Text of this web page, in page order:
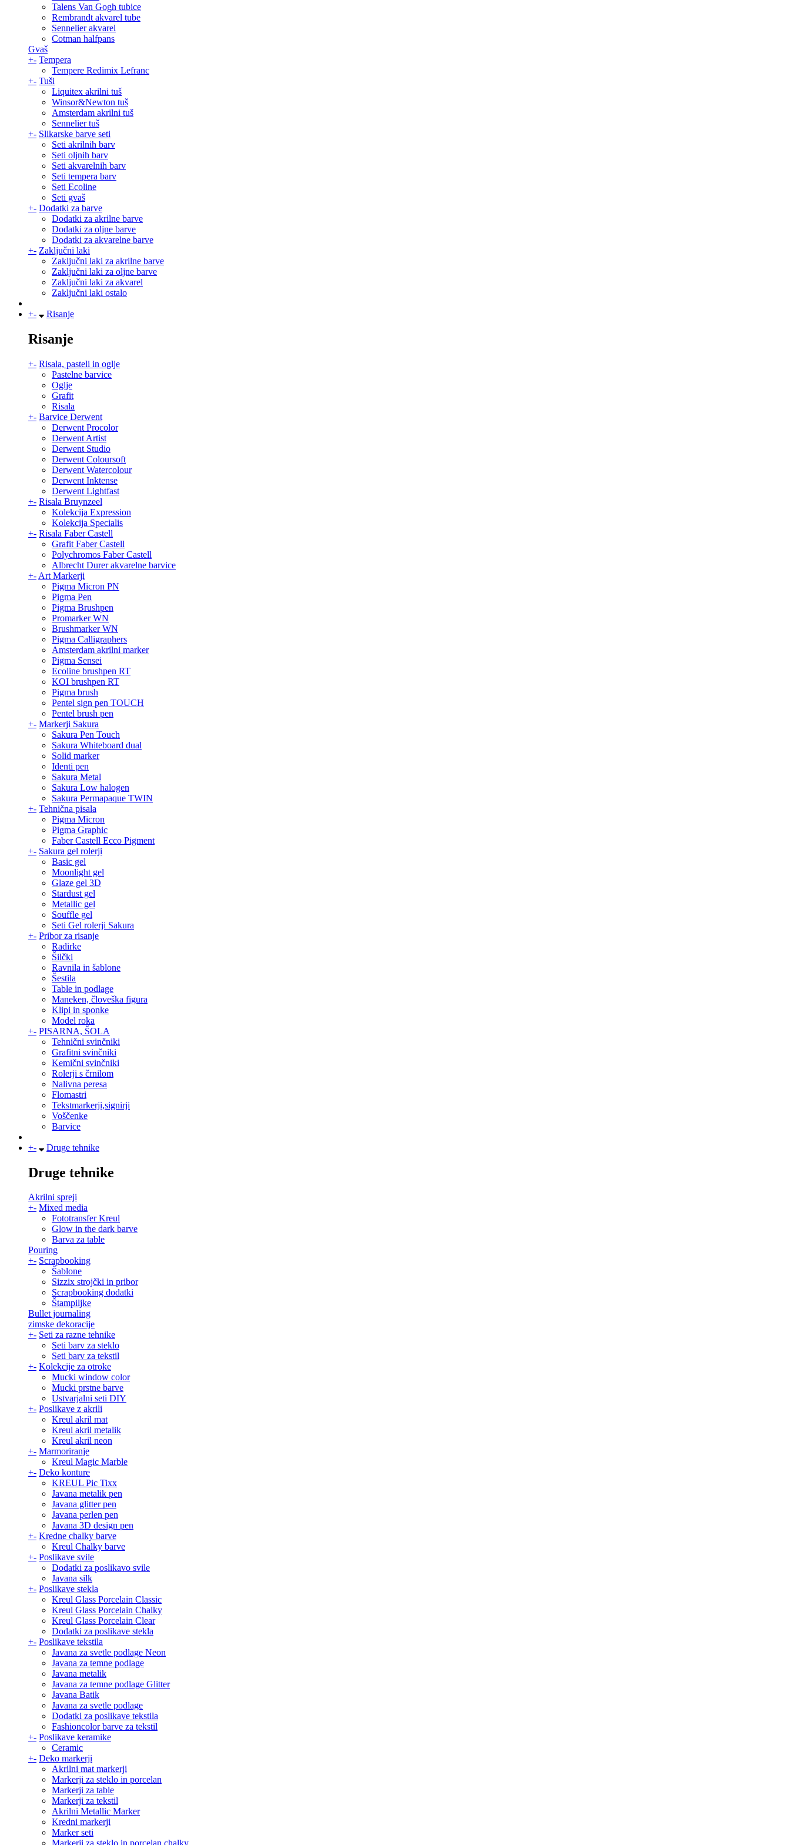
Talens Van Gogh tubice
Rembrandt akvarel tube
Sennelier akvarel
Cotman halfpans
Gvaš
+- Tempera
Tempere Redimix Lefranc
+- Tuši
Liquitex akrilni tuš
Winsor&Newton tuš
Amsterdam akrilni tuš
Sennelier tuš
+- Slikarske barve seti
Seti akrilnih barv
Seti oljnih barv
Seti akvarelnih barv
Seti tempera barv
Seti Ecoline
Seti gvaš
+- Dodatki za barve
Dodatki za akrilne barve
Dodatki za oljne barve
Dodatki za akvarelne barve
+- Zaključni laki
Zaključni laki za akrilne barve
Zaključni laki za oljne barve
Zaključni laki za akvarel
Zaključni laki ostalo
+- Risanje
Risanje
+- Risala, pasteli in oglje
Pastelne barvice
Oglje
Grafit
Risala
+- Barvice Derwent
Derwent Procolor
Derwent Artist
Derwent Studio
Derwent Coloursoft
Derwent Watercolour
Derwent Inktense
Derwent Lightfast
+- Risala Bruynzeel
Kolekcija Expression
Kolekcija Specialis
+- Risala Faber Castell
Grafit Faber Castell
Polychromos Faber Castell
Albrecht Durer akvarelne barvice
+- Art Markerji
Pigma Micron PN
Pigma Pen
Pigma Brushpen
Promarker WN
Brushmarker WN
Pigma Calligraphers
Amsterdam akrilni marker
Pigma Sensei
Ecoline brushpen RT
KOI brushpen RT
Pigma brush
Pentel sign pen TOUCH
Pentel brush pen
+- Markerji Sakura
Sakura Pen Touch
Sakura Whiteboard dual
Solid marker
Identi pen
Sakura Metal
Sakura Low halogen
Sakura Permapaque TWIN
+- Tehnična pisala
Pigma Micron
Pigma Graphic
Faber Castell Ecco Pigment
+- Sakura gel rolerji
Basic gel
Moonlight gel
Glaze gel 3D
Stardust gel
Metallic gel
Souffle gel
Seti Gel rolerji Sakura
+- Pribor za risanje
Radirke
Šilčki
Ravnila in šablone
Šestila
Table in podlage
Maneken, človeška figura
Klipi in sponke
Model roka
+- PISARNA, ŠOLA
Tehnični svinčniki
Grafitni svinčniki
Kemični svinčniki
Rolerji s črnilom
Nalivna peresa
Flomastri
Tekstmarkerji,signirji
Voščenke
Barvice
+- Druge tehnike
Druge tehnike
Akrilni spreji
+- Mixed media
Fototransfer Kreul
Glow in the dark barve
Barva za table
Pouring
+- Scrapbooking
Šablone
Sizzix strojčki in pribor
Scrapbooking dodatki
Štampiljke
Bullet journaling
zimske dekoracije
+- Seti za razne tehnike
Seti barv za steklo
Seti barv za tekstil
+- Kolekcije za otroke
Mucki window color
Mucki prstne barve
Ustvarjalni seti DIY
+- Poslikave z akrili
Kreul akril mat
Kreul akril metalik
Kreul akril neon
+- Marmoriranje
Kreul Magic Marble
+- Deko konture
KREUL Pic Tixx
Javana metalik pen
Javana glitter pen
Javana perlen pen
Javana 3D design pen
+- Kredne chalky barve
Kreul Chalky barve
+- Poslikave svile
Dodatki za poslikavo svile
Javana silk
+- Poslikave stekla
Kreul Glass Porcelain Classic
Kreul Glass Porcelain Chalky
Kreul Glass Porcelain Clear
Dodatki za poslikave stekla
+- Poslikave tekstila
Javana za svetle podlage Neon
Javana za temne podlage
Javana metalik
Javana za temne podlage Glitter
Javana Batik
Javana za svetle podlage
Dodatki za poslikave tekstila
Fashioncolor barve za tekstil
+- Poslikave keramike
Ceramic
+- Deko markerji
Akrilni mat markerji
Markerji za steklo in porcelan
Markerji za table
Markerji za tekstil
Akrilni Metallic Marker
Kredni markerji
Marker seti